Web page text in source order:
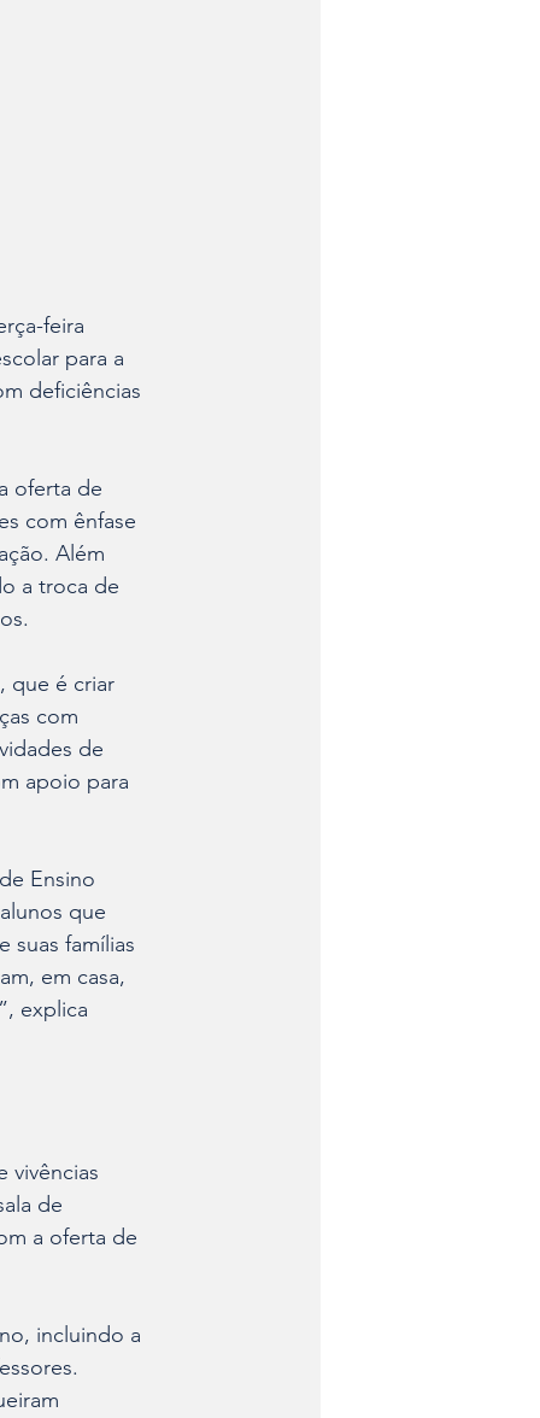
feira
para a
deficiências
oferta de
com ênfase
Além
a troca de
que é criar
com
de
apoio para
Ensino
que
suas famílias
em casa,
explica
vivências
de
a oferta de
incluindo a